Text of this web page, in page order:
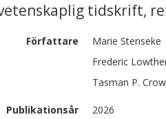
tidskrift,
Författare Marie Stenseke
Frederic
Tasman P.
Publikationsår
2026